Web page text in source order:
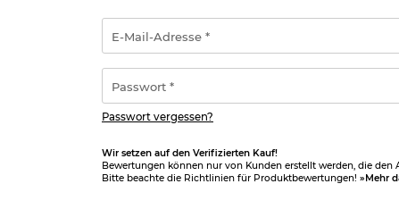
Mail-
Adresse
*
Passwort vergessen?
Wir setzen auf den Verifizierten Kauf!
Bewertungen können nur von Kunden erstellt werden, die den
Bitte beachte die Richtlinien für Produktbewertungen! »Mehr